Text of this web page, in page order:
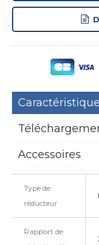
Accessoires
Type de
réducteur
Rapport de